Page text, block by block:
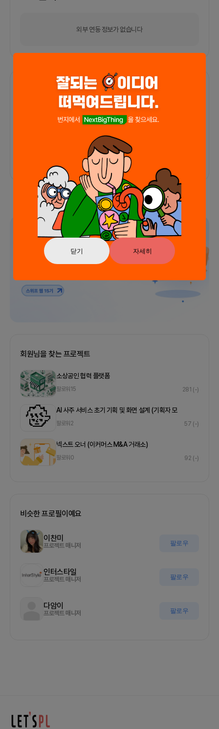
닫기 자세히
외부 연동 정보가 없습니다
함께한 사람들이 남긴 말
아직 후기가 도착하지 않았습니다
회원님을 찾는 프로젝트
소상공인 협력 플랫폼
팔로워 15 281 (-)
AI 사주 서비스 초기 기획 및 화면 설계 (기획자 모
팔로워 2 57 (-)
넥스트 오너 (이커머스 M&A 거래소)
팔로워 0 92 (-)
비슷한 프로필이예요
이찬미
프로젝트 매니저 팔로우
인터스타일
프로젝트 매니저 팔로우
다암이
프로젝트 매니저 팔로우